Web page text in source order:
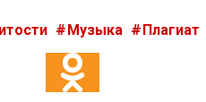
Музыка Плагиат